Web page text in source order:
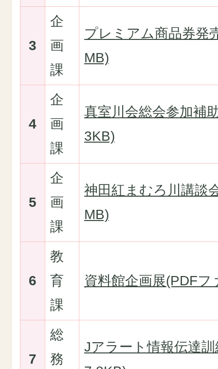
3
企
画
課
プレミアム商品券発
MB)
4
企
画
課
真室川会総会参加補
3KB)
5
企
画
課
神田紅まむろ川講談
MB)
6
教
育
課
資料館企画展(PDFフ
7
総
務
Jアラート情報伝達